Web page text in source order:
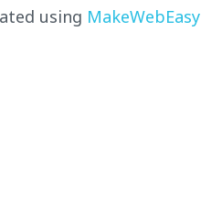
using MakeWebEasy